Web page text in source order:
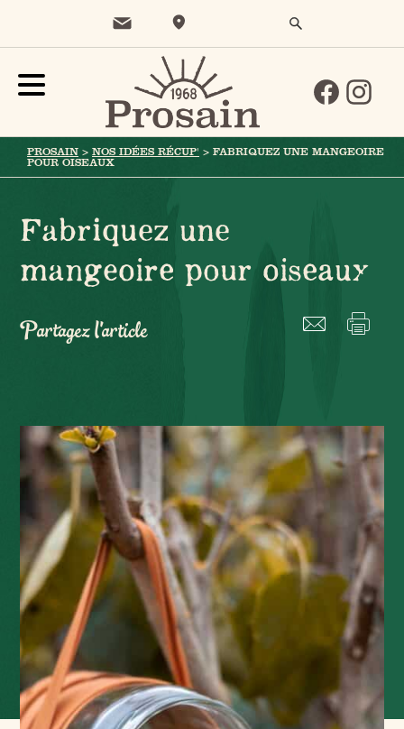
PROSAIN > NOS IDÉES RÉCUP' > FABRIQUEZ UNE MANGEOIRE
POUR OISEAUX
Fabriquez une
mangeoire pour oiseaux
Partagez l'article